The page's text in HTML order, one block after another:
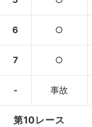
6 ○
7 ○
- 事故
第10レース